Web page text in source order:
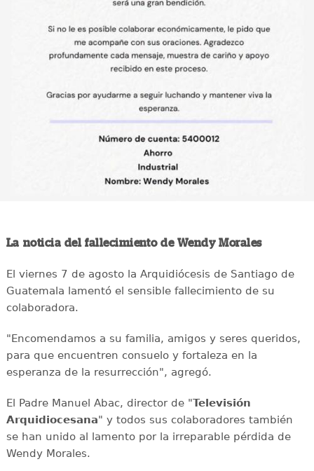
La noticia del fallecimiento de Wendy Morales
El viernes 7 de agosto la Arquidiócesis de Santiago de
Guatemala lamentó el sensible fallecimiento de su
colaboradora.
"Encomendamos a su familia, amigos y seres queridos,
para que encuentren consuelo y fortaleza en la
esperanza de la resurrección", agregó.
El Padre Manuel Abac, director de "Televisión
Arquidiocesana" y todos sus colaboradores también
se han unido al lamento por la irreparable pérdida de
Wendy Morales.